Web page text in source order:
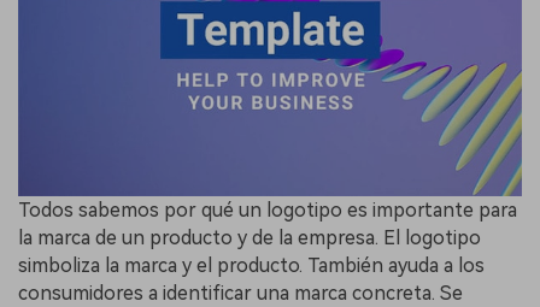
Todos sabemos por qué un logotipo es importante para
la marca de un producto y de la empresa. El logotipo
simboliza la marca y el producto. También ayuda a los
consumidores a identificar una marca concreta. Se